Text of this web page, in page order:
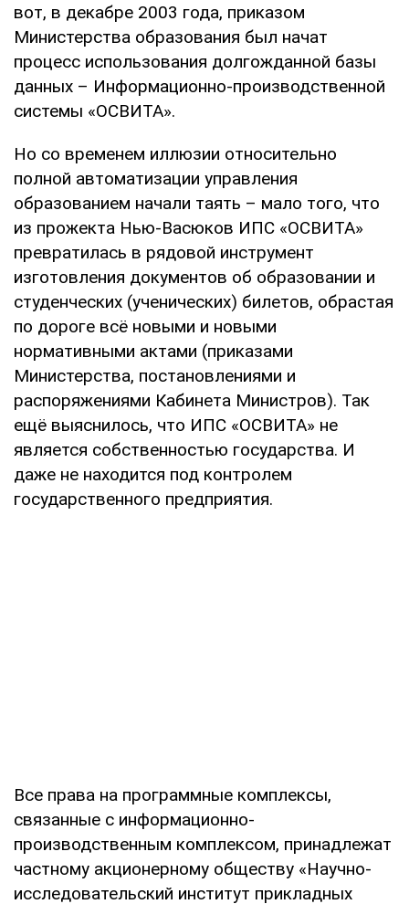
вот, в декабре 2003 года, приказом
Министерства образования был начат
процесс использования долгожданной базы
данных – Информационно-производственной
системы «ОСВИТА».
Но со временем иллюзии относительно
полной автоматизации управления
образованием начали таять – мало того, что
из прожекта Нью-Васюков ИПС «ОСВИТА»
превратилась в рядовой инструмент
изготовления документов об образовании и
студенческих (ученических) билетов, обрастая
по дороге всё новыми и новыми
нормативными актами (приказами
Министерства, постановлениями и
распоряжениями Кабинета Министров). Так
ещё выяснилось, что ИПС «ОСВИТА» не
является собственностью государства. И
даже не находится под контролем
государственного предприятия.
Все права на программные комплексы,
связанные с информационно-
производственным комплексом, принадлежат
частному акционерному обществу «Научно-
исследовательский институт прикладных